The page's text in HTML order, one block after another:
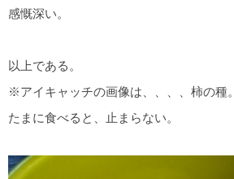
感慨深い。
以上である。
※アイキャッチの画像は、、、、柿の種。
たまに食べると、止まらない。